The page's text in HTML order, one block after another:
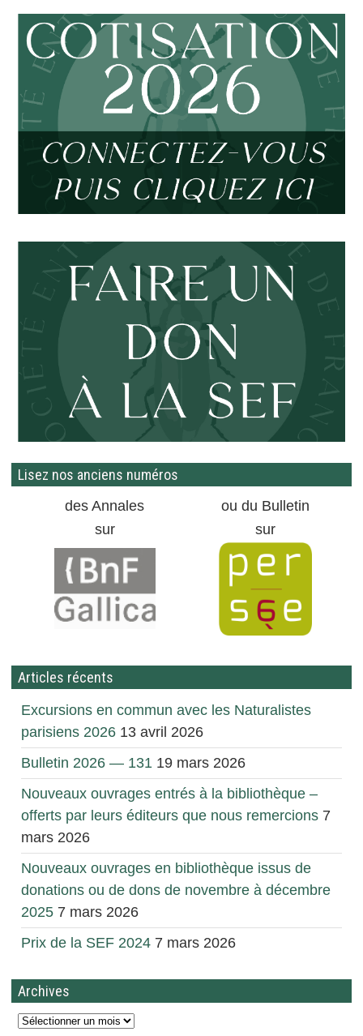
Lisez nos anciens numéros
des Annales
ou du Bulletin
sur
sur
Articles récents
Excursions en commun avec les Naturalistes
parisiens 2026 13 avril 2026
Bulletin 2026 — 131 19 mars 2026
Nouveaux ouvrages entrés à la bibliothèque –
offerts par leurs éditeurs que nous remercions 7
mars 2026
Nouveaux ouvrages en bibliothèque issus de
donations ou de dons de novembre à décembre
2025 7 mars 2026
Prix de la SEF 2024 7 mars 2026
Archives